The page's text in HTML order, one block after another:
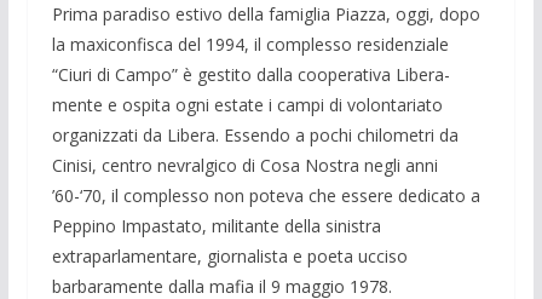
Prima paradiso estivo della famiglia Piazza, oggi, dopo
la maxiconfisca del 1994, il complesso residenziale
“Ciuri di Campo” è gestito dalla cooperativa Libera-
mente e ospita ogni estate i campi di volontariato
organizzati da Libera. Essendo a pochi chilometri da
Cinisi, centro nevralgico di Cosa Nostra negli anni
’60-‘70, il complesso non poteva che essere dedicato a
Peppino Impastato, militante della sinistra
extraparlamentare, giornalista e poeta ucciso
barbaramente dalla mafia il 9 maggio 1978.